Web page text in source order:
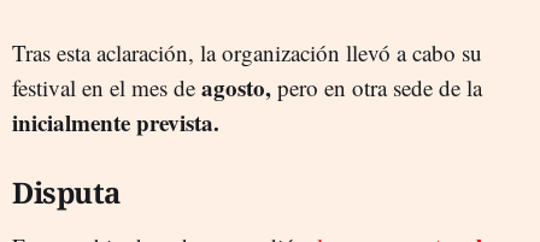
Tras esta aclaración, la organización llevó a cabo su
festival en el mes de agosto, pero en otra sede de la
inicialmente prevista.
Disputa